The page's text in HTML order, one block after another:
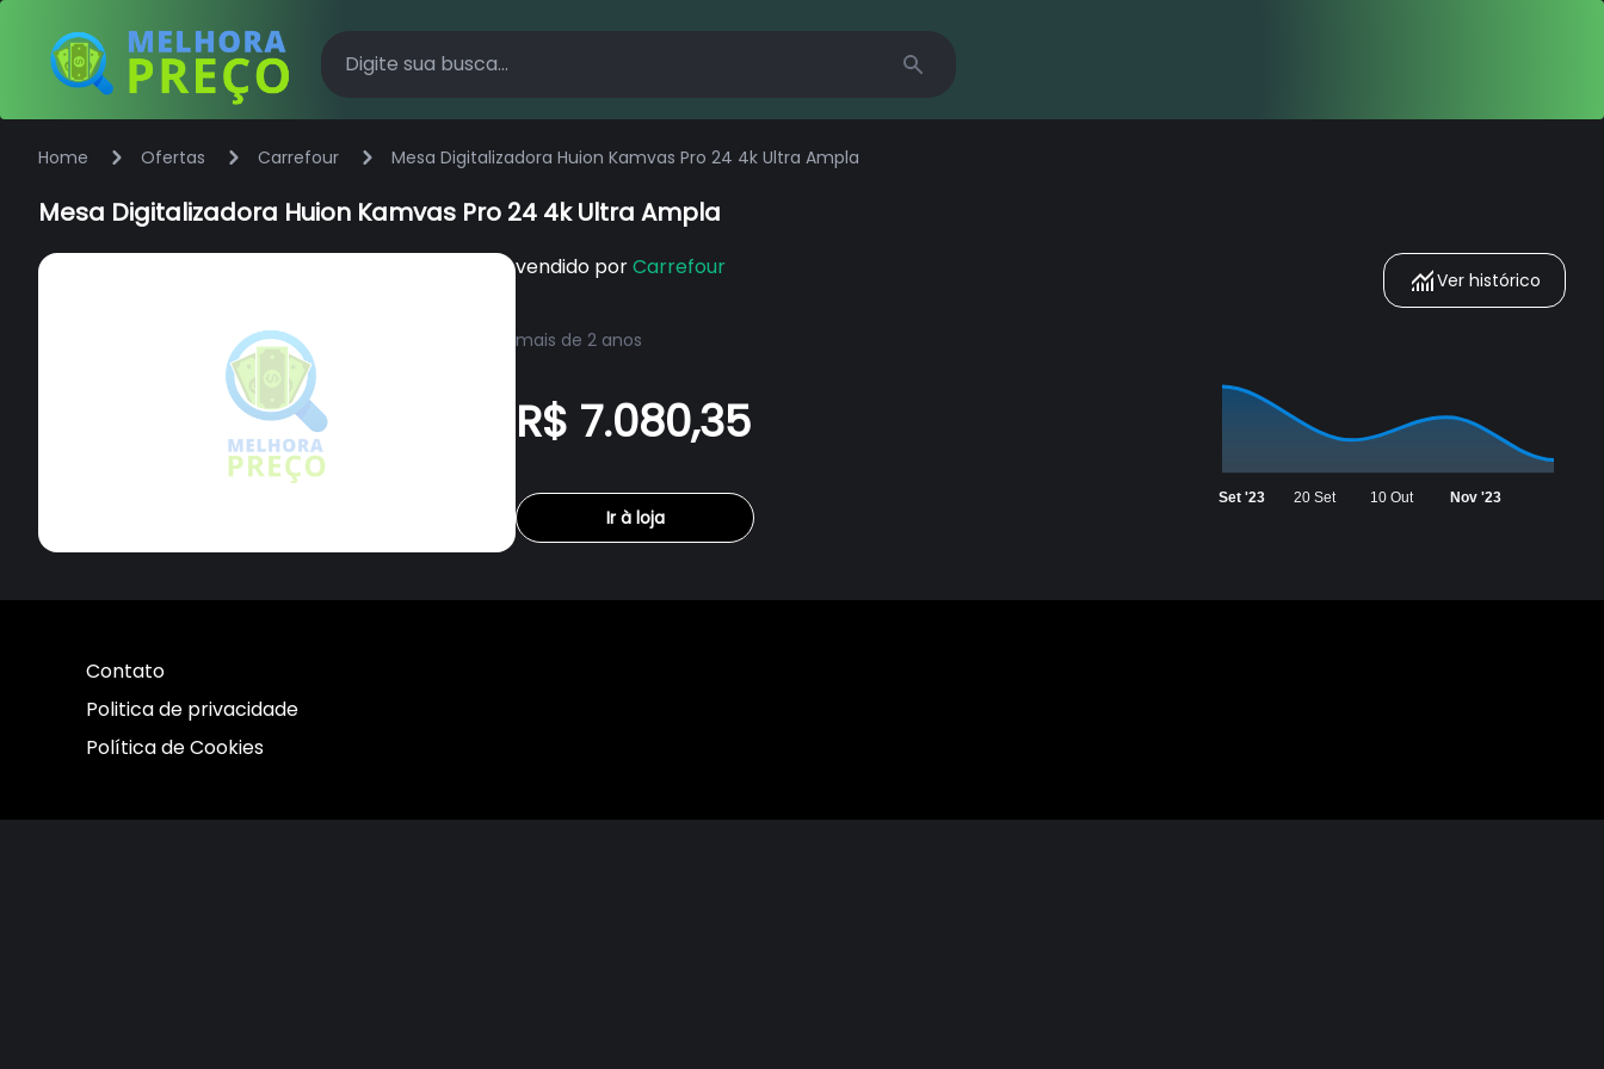
Home Ofertas Carrefour Mesa Digitalizadora Huion Kamvas Pro 24 4k Ultra Ampla
Mesa Digitalizadora Huion Kamvas Pro 24 4k Ultra Ampla
vendido porCarrefour
mais de 2 anos
R$ 7.080,35
Ir à loja
Ver histórico
Set '23 20 Set 10 Out Nov '23
Contato
Politica de privacidade
Política de Cookies